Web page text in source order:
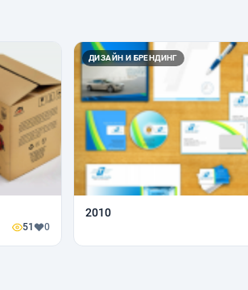
51 0
ДИЗАЙН И БРЕНДИНГ
2010